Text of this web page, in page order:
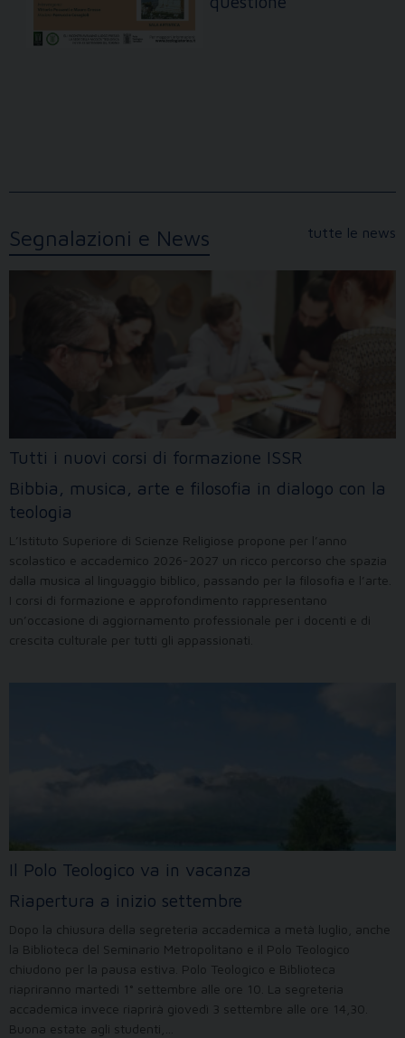
Segnalazioni e News tutte le news
Tutti i nuovi corsi di formazione ISSR
Bibbia, musica, arte e filosofia in dialogo con la
teologia
L’Istituto Superiore di Scienze Religiose propone per l’anno
scolastico e accademico 2026-2027 un ricco percorso che spazia
dalla musica al linguaggio biblico, passando per la filosofia e l’arte.
I corsi di formazione e approfondimento rappresentano
un’occasione di aggiornamento professionale per i docenti e di
crescita culturale per tutti gli appassionati.
Il Polo Teologico va in vacanza
Riapertura a inizio settembre
Dopo la chiusura della segreteria accademica a metà luglio, anche
la Biblioteca del Seminario Metropolitano e il Polo Teologico
chiudono per la pausa estiva. Polo Teologico e Biblioteca
riapriranno martedì 1° settembre alle ore 10. La segreteria
accademica invece riaprirà giovedì 3 settembre alle ore 14,30.
Buona estate agli studenti,…